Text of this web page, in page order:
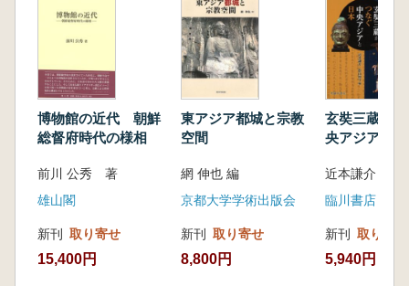
リゴン図比較
8 茂林寺聖観音菩薩坐像ほかの部分写真・ポ
9 銘文・関連資料・文書の写真
10法華経寺中山大仏の解体修理時の調査図(2)
1 3D計測によるポリゴン図
3 法華経寺中山大仏の堰・補修の調査図
4 法華経寺中山大仏の鋳接法の痕跡図
1 江戸大仏48体の調査研究
2 解体修理にともなう法華経寺中山大仏の調
博物館の近代 朝鮮
総督府時代の様相
前川 公秀 著
雄山閣
新刊 取り寄せ
15,400円
東アジア都城と宗教
空間
網 伸也 編
京都大学学術出版会
新刊 取り寄せ
8,800円
玄奘三蔵が
央アジアと
近本謙介 編集
臨川書店
新刊 取り寄せ
5,940円